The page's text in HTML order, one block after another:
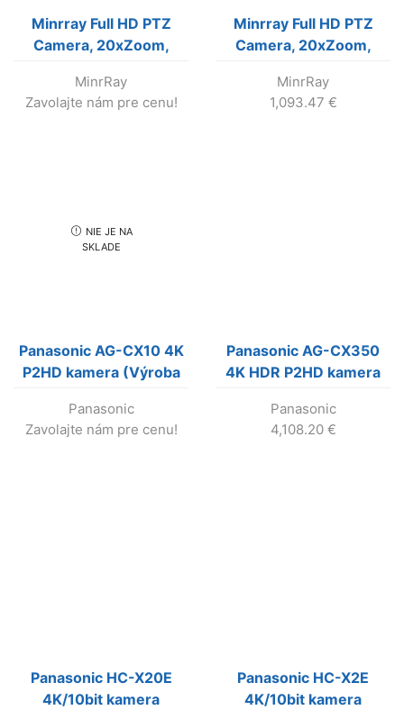
Minrray Full HD PTZ
Camera, 20xZoom,
MinrRay
Zavolajte nám pre cenu!
Minrray Full HD PTZ
Camera, 20xZoom,
MinrRay
1,093.47 €
NIE JE NA
SKLADE
Panasonic AG-CX10 4K
P2HD kamera (Výroba
Panasonic
Zavolajte nám pre cenu!
Panasonic AG-CX350
4K HDR P2HD kamera
Panasonic
4,108.20 €
Panasonic HC-X20E
4K/10bit kamera
Panasonic HC-X2E
4K/10bit kamera